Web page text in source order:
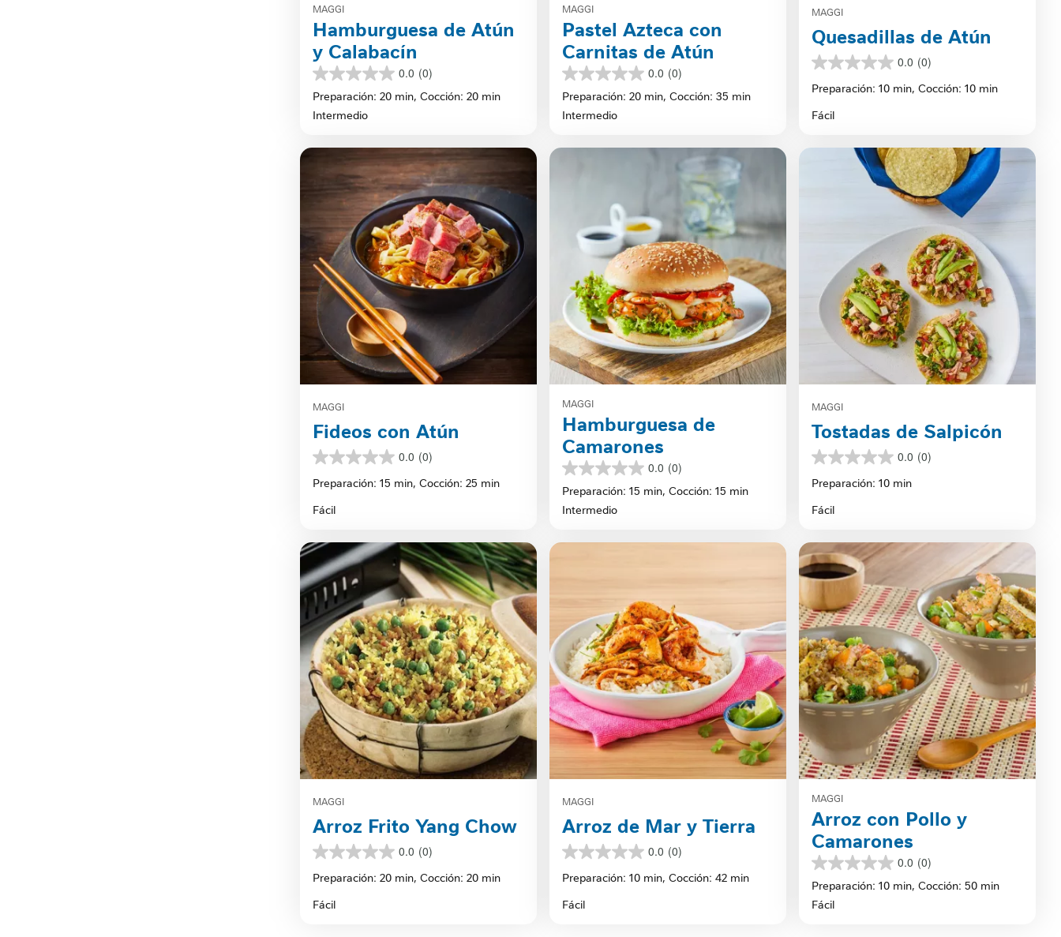
MAGGI
Hamburguesa de Atún
y Calabacín
0.0 (0)
0.0
de
estrellas.
Preparación: 20 min, Cocción: 20 min
Intermedio
MAGGI
Pastel Azteca con
Carnitas de Atún
0.0 (0)
0.0
de
estrellas.
Preparación: 20 min, Cocción: 35 min
Intermedio
MAGGI
Quesadillas de Atún
0.0 (0)
0.0
de
5
estrellas.
Preparación: 10 min, Cocción: 10 min
Fácil
MAGGI
Fideos con Atún
0.0 (0)
0.0
de
5
estrellas.
Preparación: 15 min, Cocción: 25 min
Fácil
MAGGI
Hamburguesa de
Camarones
0.0 (0)
0.0
de
estrellas.
Preparación: 15 min, Cocción: 15 min
Intermedio
MAGGI
Tostadas de Salpicón
0.0 (0)
0.0
de
5
estrellas.
Preparación: 10 min
Fácil
MAGGI
Arroz Frito Yang Chow
0.0 (0)
0.0
de
5
estrellas.
Preparación: 20 min, Cocción: 20 min
Fácil
MAGGI
Arroz de Mar y Tierra
0.0 (0)
0.0
de
5
estrellas.
Preparación: 10 min, Cocción: 42 min
Fácil
MAGGI
Arroz con Pollo y
Camarones
0.0 (0)
0.0
de
estrellas.
Preparación: 10 min, Cocción: 50 min
Fácil